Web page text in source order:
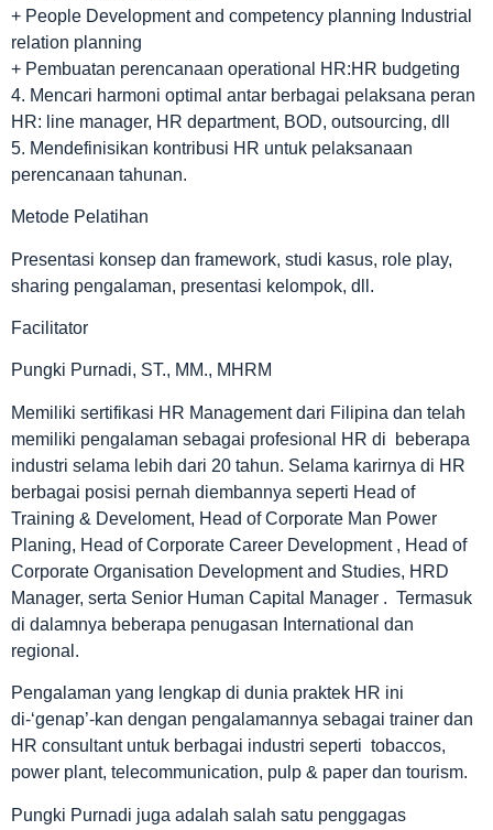
+ People Development and competency planning Industrial
relation planning
+ Pembuatan perencanaan operational HR:HR budgeting
4. Mencari harmoni optimal antar berbagai pelaksana peran
HR: line manager, HR department, BOD, outsourcing, dll
5. Mendefinisikan kontribusi HR untuk pelaksanaan
perencanaan tahunan.
Metode Pelatihan
Presentasi konsep dan framework, studi kasus, role play,
sharing pengalaman, presentasi kelompok, dll.
Facilitator
Pungki Purnadi, ST., MM., MHRM
Memiliki sertifikasi HR Management dari Filipina dan telah
memiliki pengalaman sebagai profesional HR di beberapa
industri selama lebih dari 20 tahun. Selama karirnya di HR
berbagai posisi pernah diembannya seperti Head of
Training & Develoment, Head of Corporate Man Power
Planing, Head of Corporate Career Development , Head of
Corporate Organisation Development and Studies, HRD
Manager, serta Senior Human Capital Manager . Termasuk
di dalamnya beberapa penugasan International dan
regional.
Pengalaman yang lengkap di dunia praktek HR ini
di-‘genap’-kan dengan pengalamannya sebagai trainer dan
HR consultant untuk berbagai industri seperti tobaccos,
power plant, telecommunication, pulp & paper dan tourism.
Pungki Purnadi juga adalah salah satu penggagas